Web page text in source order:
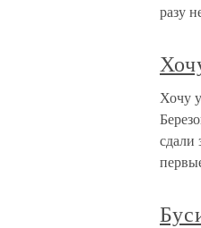
разу
Хочу
сдали